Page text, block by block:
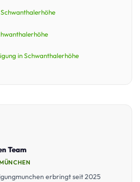
in Schwanthalerhöhe
Team
erbringt seit 2025